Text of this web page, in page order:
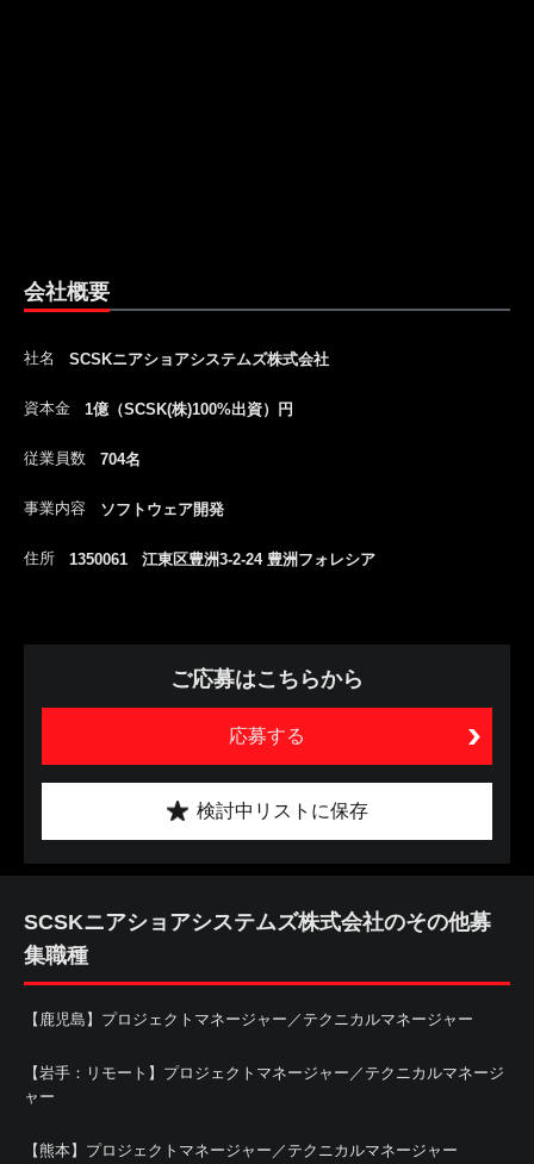
会社概要
社名 SCSKニアショアシステムズ株式会社
資本金 1億（SCSK(株)100%出資）円
従業員数 704名
事業内容 ソフトウェア開発
住所 1350061 江東区豊洲3-2-24 豊洲フォレシア
ご応募はこちらから
応募する
検討中リストに保存
SCSKニアショアシステムズ株式会社のその他募
集職種
【鹿児島】プロジェクトマネージャー／テクニカルマネージャー
【岩手：リモート】プロジェクトマネージャー／テクニカルマネージ
ャー
【熊本】プロジェクトマネージャー／テクニカルマネージャー